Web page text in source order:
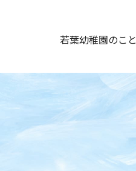
若葉幼稚園のこと